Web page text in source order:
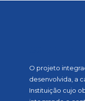
O projeto
desenvolvida, a
Instituição cujo